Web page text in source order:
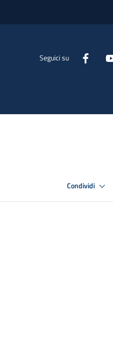
Seguici su
Condividi